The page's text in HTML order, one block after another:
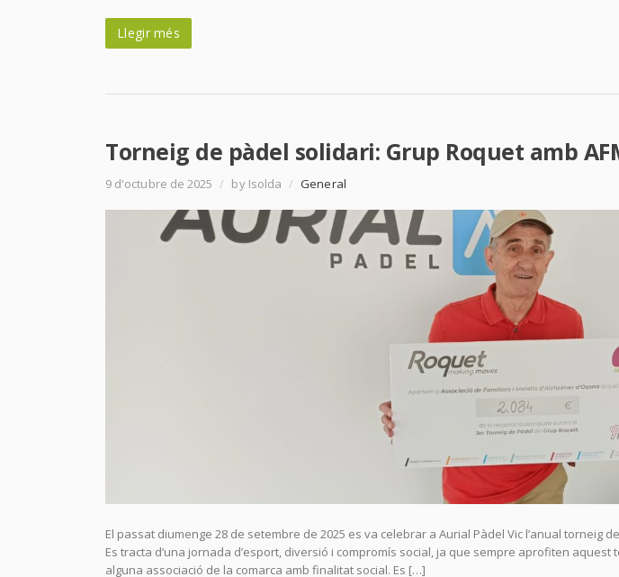
Llegir més
Torneig de pàdel solidari: Grup Roquet amb
9 d'octubre de 2025 / by Isolda / General
El passat diumenge 28 de setembre de 2025 es va celebrar a Aurial Pàdel Vic l’anual torneig
Es tracta d’una jornada d’esport, diversió i compromís social, ja que sempre aprofiten
alguna associació de la comarca amb finalitat social. Es […]